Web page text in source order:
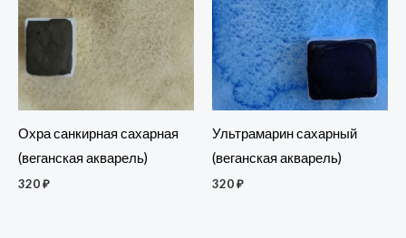
Охра санкирная сахарная
(веганская акварель)
320₽
Ультрамарин сахарный
(веганская акварель)
320₽